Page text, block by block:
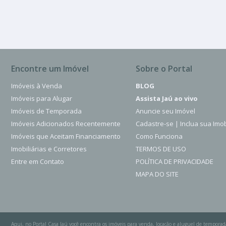
Encontre um Imóvel
Imóveis à Venda
Imóveis para Alugar
Imóveis de Temporada
Imóveis Adicionados Recentemente
Imóveis que Aceitam Financiamento
Imobiliárias e Corretores
Entre em Contato
Sobre o Portal
BLOG
Assista Jaú ao vivo
Anuncie seu Imóvel
Cadastre-se | Inclua sua
Como Funciona
TERMOS DE USO
POLÍTICA DE PRIVACIDADE
MAPA DO SITE
Aqui, no Portal Casa Jaú você encontra os imóveis para venda, locação e aluguel de